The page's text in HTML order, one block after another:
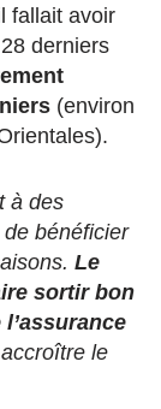
fallait avoir
derniers
(environ
à des
bénéficier
Le
sortir bon
le